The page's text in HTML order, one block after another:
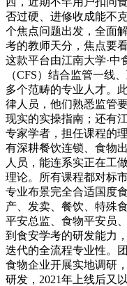
否过硬、进修收成能不
个焦点问题出发，全面
考的教师天分，焦点要
这款平台由江南大学·中
（CFS）结合监管一线
多个范畴的专业人才。
律人员，他们熟悉监管
现实的实操指南；还有
专家学者，担任课程的
有深耕餐饮连锁、食物
人员，能连系实正在工
理论。所有课程都对标
专业布景完全合适国度
产、发卖、餐饮、特殊
平安总监、食物平安员
到食安学考的研发能力
迭代的全流程专业性。
食物企业开展实地调研
研发，2021年上线后又